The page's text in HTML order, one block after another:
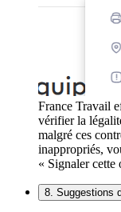
France Travail
vérifier la
malgré ces
inappropriés,
« Signaler cette
8. Suggestions